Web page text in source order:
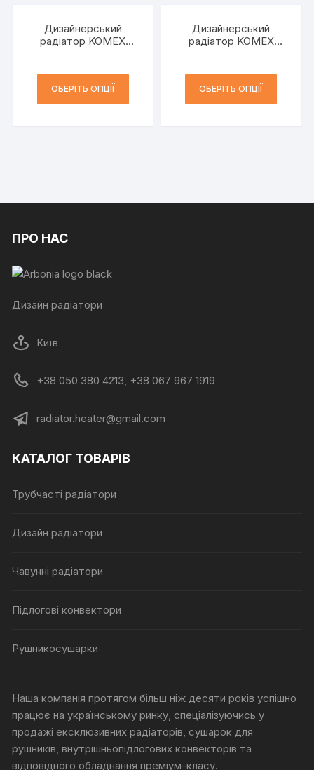
Дизайнерський
радіатор KOMEX
ОБЕРІТЬ ОПЦІЇ
Дизайнерський
радіатор KOMEX
ОБЕРІТЬ ОПЦІЇ
ПРО НАС
Дизайн радіатори
Київ
+38 050 380 4213, +38 067 967 1919
radiator.heater@gmail.com
КАТАЛОГ ТОВАРІВ
Трубчасті радіатори
Дизайн радіатори
Чавунні радіатори
Підлогові конвектори
Рушникосушарки
Наша компанія протягом більш ніж десяти років успішно
працює на українському ринку, спеціалізуючись у
продажі ексклюзивних радіаторів, сушарок для
рушників, внутрішньопідлогових конвекторів та
відповідного обладнання преміум-класу.